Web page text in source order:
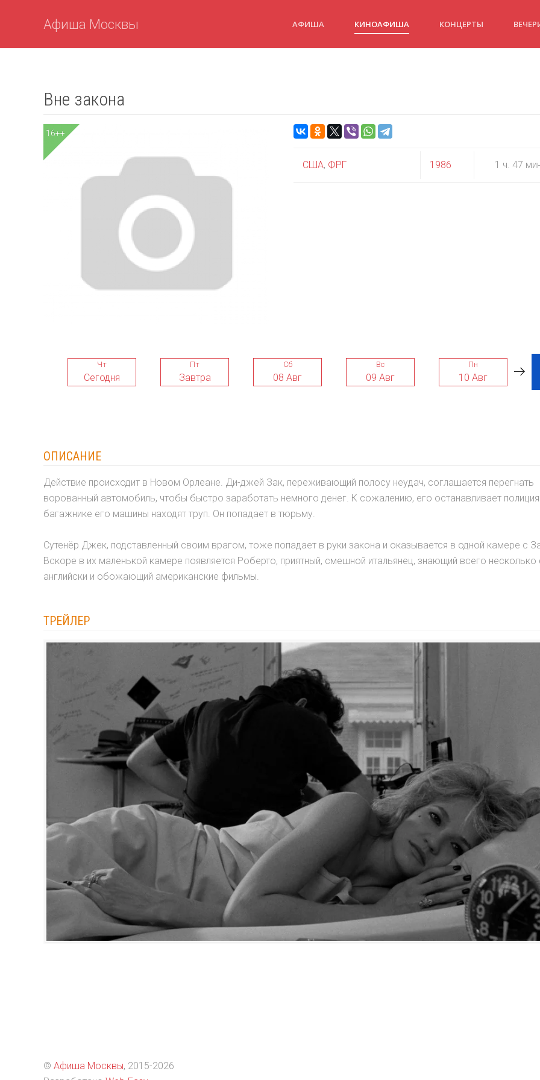
Афиша Москвы АФИША КИНОАФИША КОНЦЕРТЫ
Вне закона
16++
США, ФРГ 1986 1 ч. 47
Чт
Сегодня
Пт
Завтра
Сб
08 Авг
Вс
09 Авг
Пн
10 Авг
ОПИСАНИЕ
Действие происходит в Новом Орлеане. Ди-джей Зак, переживающий полосу неудач, соглашается перегнать
ворованный автомобиль, чтобы быстро заработать немного денег. К сожалению, его останавливает
багажнике его машины находят труп. Он попадает в тюрьму.
Сутенёр Джек, подставленный своим врагом, тоже попадает в руки закона и оказывается в одной камере с
Вскоре в их маленькой камере появляется Роберто, приятный, смешной итальянец, знающий всего несколько
английски и обожающий американские фильмы.
ТРЕЙЛЕР
© Афиша Москвы, 2015-2026